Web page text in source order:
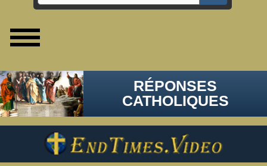
RÉPONSES
CATHOLIQUES